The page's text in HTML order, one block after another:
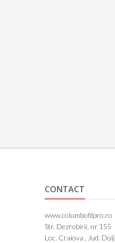
CONTACT
www.columbofilpro.ro
Str. Dezrobirii, nr 155
Loc. Craiova , Jud. Dolj